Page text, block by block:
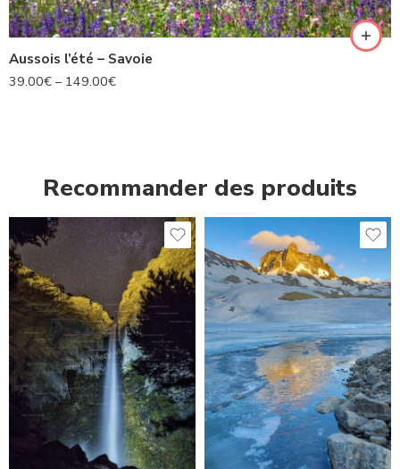
Aussois l’été – Savoie
39.00€ – 149.00€
Recommander des produits